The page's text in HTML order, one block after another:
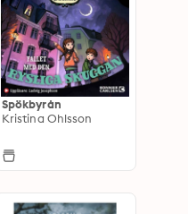
Spökbyrån
Kristina Ohlsson